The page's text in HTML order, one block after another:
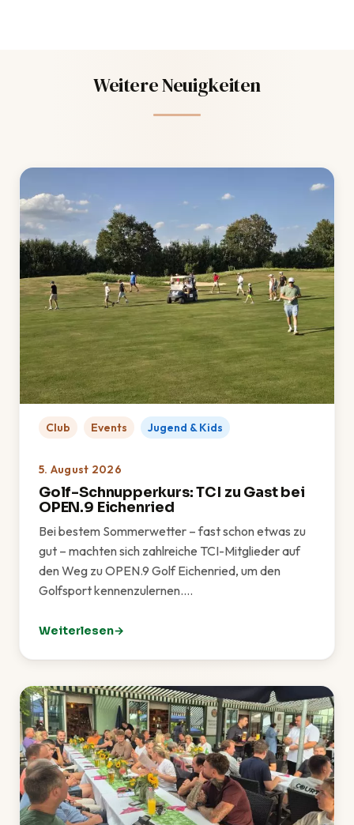
Weitere Neuigkeiten
Club Events Jugend & Kids
5. August 2026
Golf-Schnupperkurs: TCI zu Gast bei
OPEN.9 Eichenried
Bei bestem Sommerwetter – fast schon etwas zu
gut – machten sich zahlreiche TCI-Mitglieder auf
den Weg zu OPEN.9 Golf Eichenried, um den
Golfsport kennenzulernen.…
Weiterlesen
: Golf-Schnupperkurs: TCI zu Gast bei OPEN.9